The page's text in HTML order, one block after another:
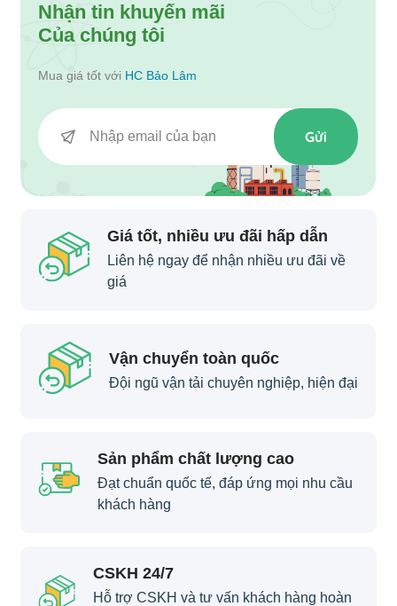
Nhận tin khuyến mãi
Của chúng tôi
Mua giá tốt với HC Bảo Lâm
Gửi
Giá tốt, nhiều ưu đãi hấp dẫn
Liên hệ ngay để nhận nhiều ưu đãi về
giá
Vận chuyển toàn quốc
Đội ngũ vận tải chuyên nghiệp, hiện đại
Sản phẩm chất lượng cao
Đạt chuẩn quốc tế, đáp ứng mọi nhu cầu
khách hàng
CSKH 24/7
Hỗ trợ CSKH và tư vấn khách hàng hoàn